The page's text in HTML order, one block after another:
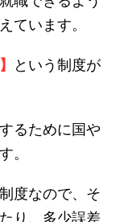
ています。
という制度が
るために国や
。
度なので、そ
り、多少誤差